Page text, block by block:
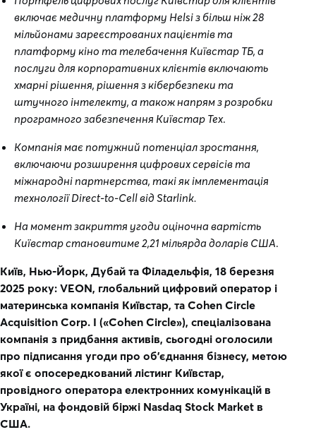
включає медичну платформу Helsi з більш ніж 28
мільйонами зареєстрованих пацієнтів та
платформу кіно та телебачення Київстар ТБ, а
послуги для корпоративних клієнтів включають
хмарні рішення, рішення з кібербезпеки та
штучного інтелекту, а також напрям з розробки
програмного забезпечення Київстар Тех.
Компанія має потужний потенціал зростання,
включаючи розширення цифрових сервісів та
міжнародні партнерства, такі як імплементація
технології Direct-to-Cell від Starlink.
На момент закриття угоди оціночна вартість
Київстар становитиме 2,21 мільярда доларів США.
Київ, Нью-Йорк, Дубай та Філадельфія, 18 березня
2025 року: VEON, глобальний цифровий оператор і
материнська компанія Київстар, та Cohen Circle
Acquisition Corp. I («Cohen Circle»), спеціалізована
компанія з придбання активів, сьогодні оголосили
про підписання угоди про об'єднання бізнесу, метою
якої є опосередкований лістинг Київстар,
провідного оператора електронних комунікацій в
Україні, на фондовій біржі Nasdaq Stock Market в
США.